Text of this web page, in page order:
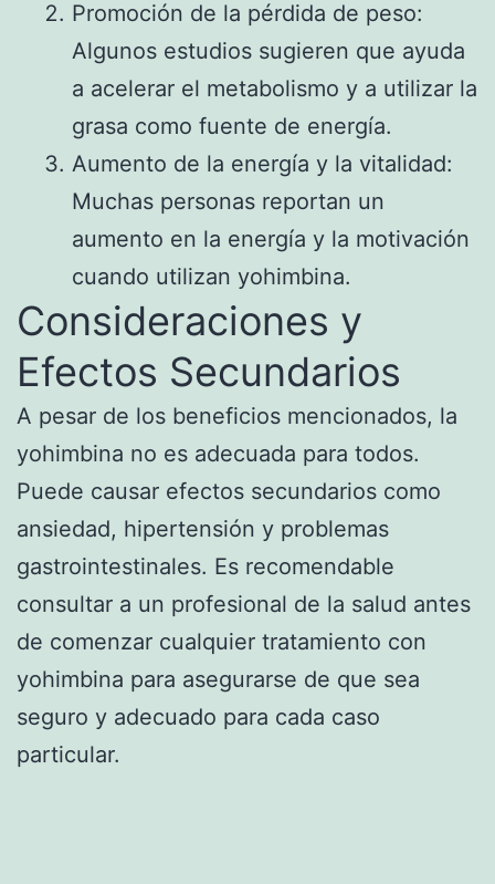
Promoción de la pérdida de peso:
Algunos estudios sugieren que ayuda
a acelerar el metabolismo y a utilizar la
grasa como fuente de energía.
Aumento de la energía y la vitalidad:
Muchas personas reportan un
aumento en la energía y la motivación
cuando utilizan yohimbina.
Consideraciones y
Efectos Secundarios
A pesar de los beneficios mencionados, la
yohimbina no es adecuada para todos.
Puede causar efectos secundarios como
ansiedad, hipertensión y problemas
gastrointestinales. Es recomendable
consultar a un profesional de la salud antes
de comenzar cualquier tratamiento con
yohimbina para asegurarse de que sea
seguro y adecuado para cada caso
particular.